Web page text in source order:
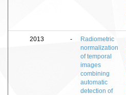
2013 -
Radiometric
normalization
of temporal
images
combining
automatic
detection of